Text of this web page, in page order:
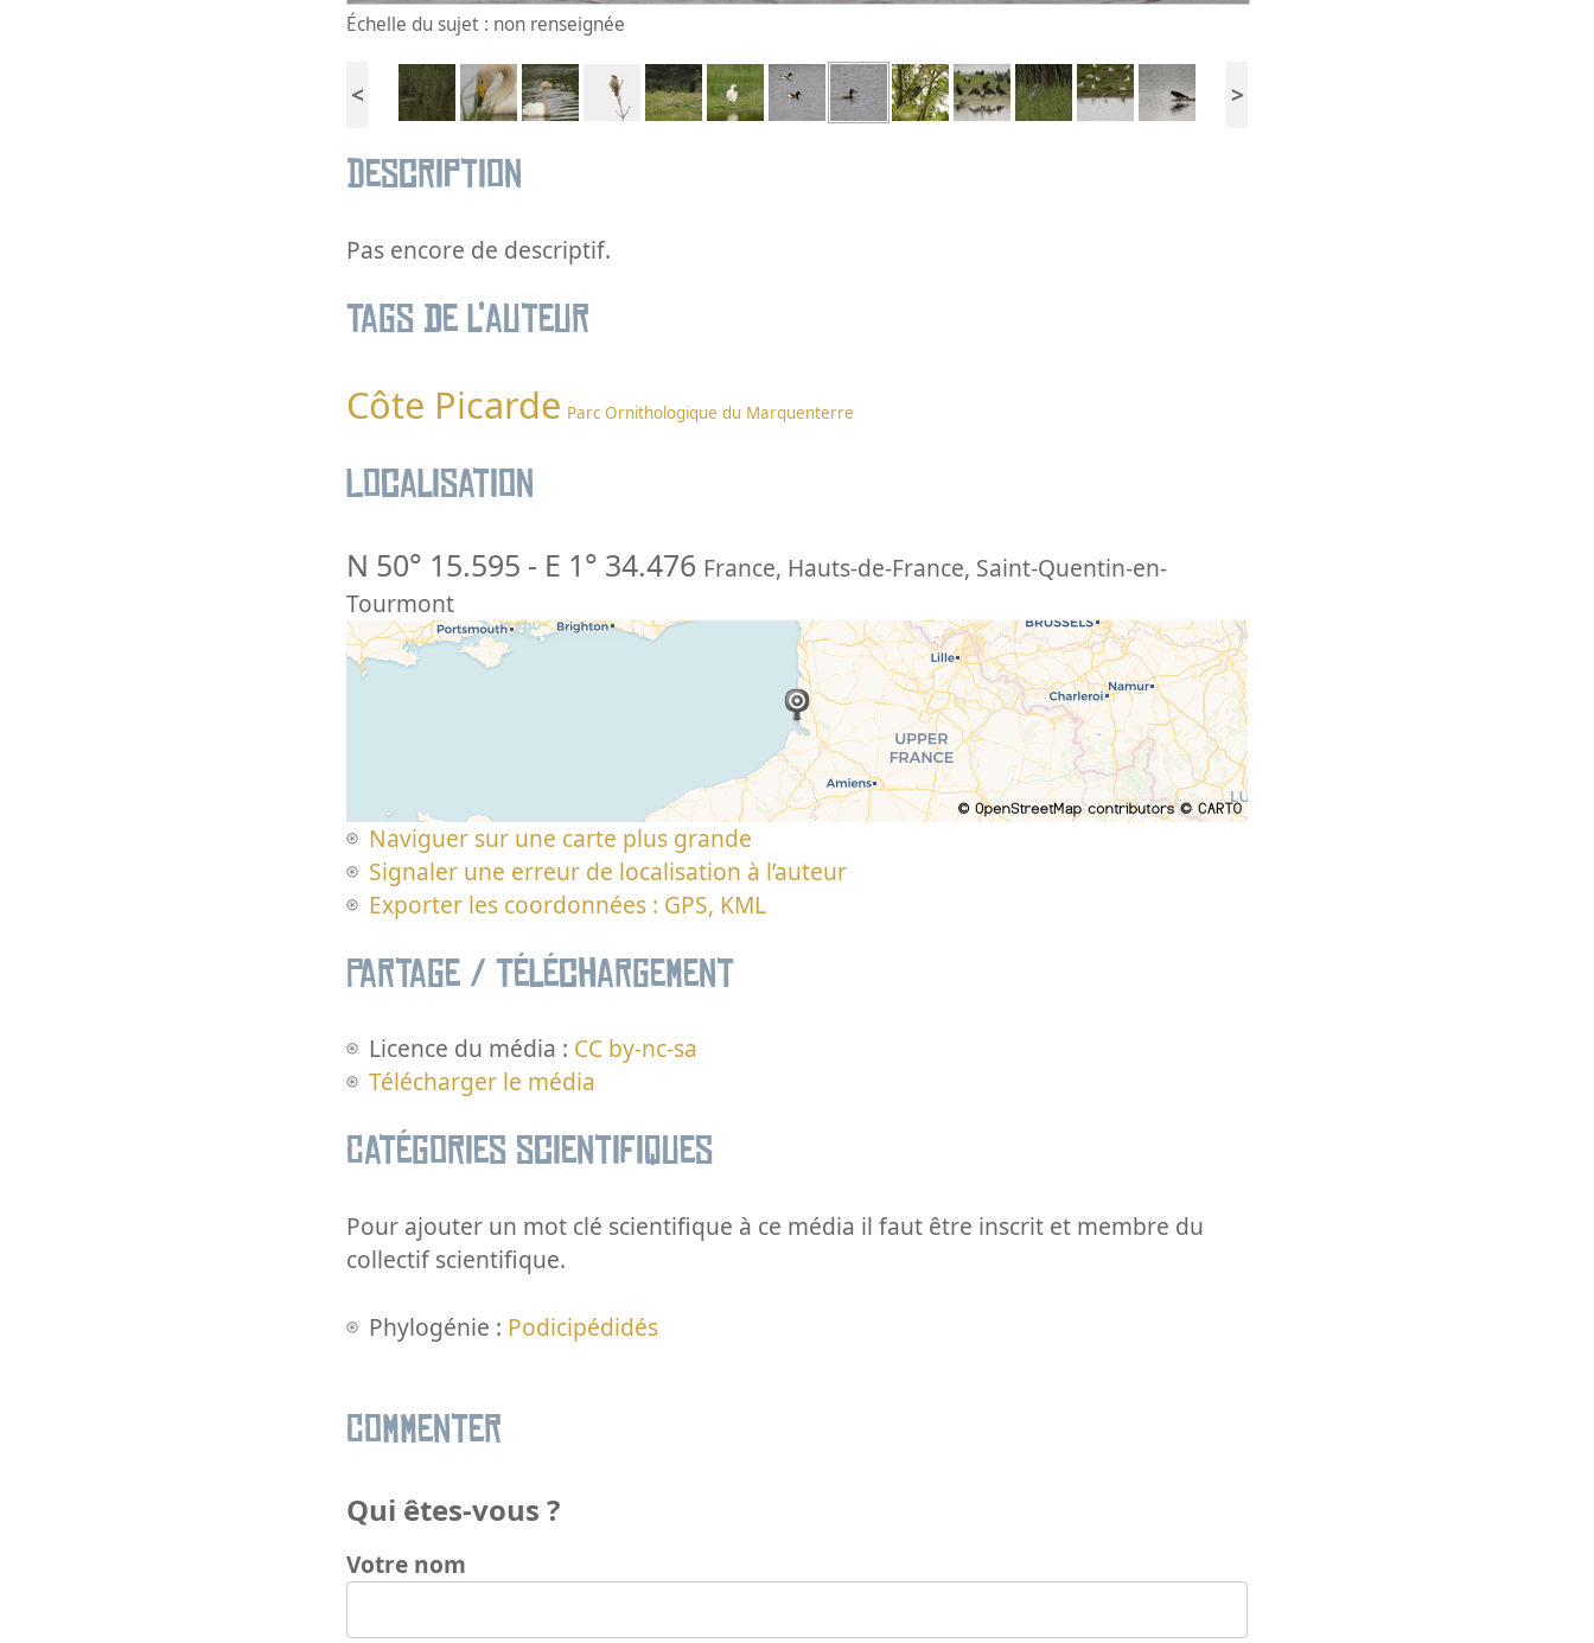
Échelle du sujet : non renseignée
< >
Description
Pas encore de descriptif.
Tags de l’auteur
Côte Picarde Parc Ornithologique du Marquenterre
Localisation
N 50° 15.595 - E 1° 34.476 France, Hauts-de-France, Saint-Quentin-en-
Tourmont
Naviguer sur une carte plus grande
Signaler une erreur de localisation à l’auteur
Exporter les coordonnées : GPS, KML
Partage / Téléchargement
Licence du média : CC by-nc-sa
Télécharger le média
Catégories scientifiques
Pour ajouter un mot clé scientifique à ce média il faut être inscrit et membre du
collectif scientifique.
Phylogénie : Podicipédidés
Commenter
Qui êtes-vous ?
Votre nom